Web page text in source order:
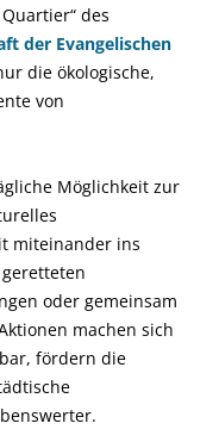
des
der Evangelischen
die ökologische,
von
Möglichkeit zur
miteinander ins
oder gemeinsam
machen sich
fördern die